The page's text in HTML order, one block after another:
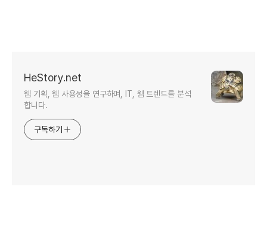
HeStory.net
웹 기획, 웹 사용성을 연구하며, IT, 웹 트렌드를 분석
합니다.
구독하기